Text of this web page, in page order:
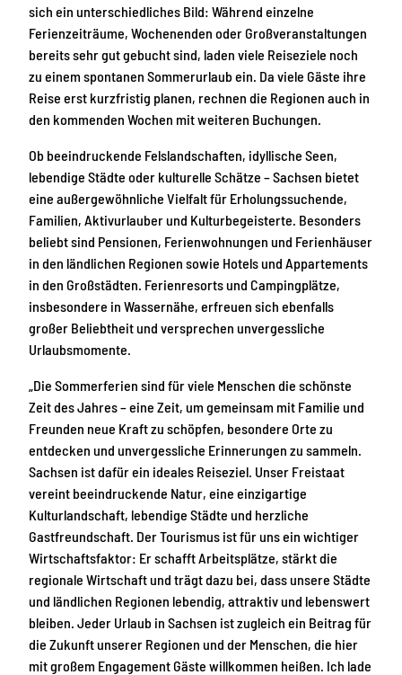
sich ein unterschiedliches Bild: Während einzelne
Ferienzeiträume, Wochenenden oder Großveranstaltungen
bereits sehr gut gebucht sind, laden viele Reiseziele noch
zu einem spontanen Sommerurlaub ein. Da viele Gäste ihre
Reise erst kurzfristig planen, rechnen die Regionen auch in
den kommenden Wochen mit weiteren Buchungen.
Ob beeindruckende Felslandschaften, idyllische Seen,
lebendige Städte oder kulturelle Schätze – Sachsen bietet
eine außergewöhnliche Vielfalt für Erholungssuchende,
Familien, Aktivurlauber und Kulturbegeisterte. Besonders
beliebt sind Pensionen, Ferienwohnungen und Ferienhäuser
in den ländlichen Regionen sowie Hotels und Appartements
in den Großstädten. Ferienresorts und Campingplätze,
insbesondere in Wassernähe, erfreuen sich ebenfalls
großer Beliebtheit und versprechen unvergessliche
Urlaubsmomente.
„Die Sommerferien sind für viele Menschen die schönste
Zeit des Jahres – eine Zeit, um gemeinsam mit Familie und
Freunden neue Kraft zu schöpfen, besondere Orte zu
entdecken und unvergessliche Erinnerungen zu sammeln.
Sachsen ist dafür ein ideales Reiseziel. Unser Freistaat
vereint beeindruckende Natur, eine einzigartige
Kulturlandschaft, lebendige Städte und herzliche
Gastfreundschaft. Der Tourismus ist für uns ein wichtiger
Wirtschaftsfaktor: Er schafft Arbeitsplätze, stärkt die
regionale Wirtschaft und trägt dazu bei, dass unsere Städte
und ländlichen Regionen lebendig, attraktiv und lebenswert
bleiben. Jeder Urlaub in Sachsen ist zugleich ein Beitrag für
die Zukunft unserer Regionen und der Menschen, die hier
mit großem Engagement Gäste willkommen heißen. Ich lade